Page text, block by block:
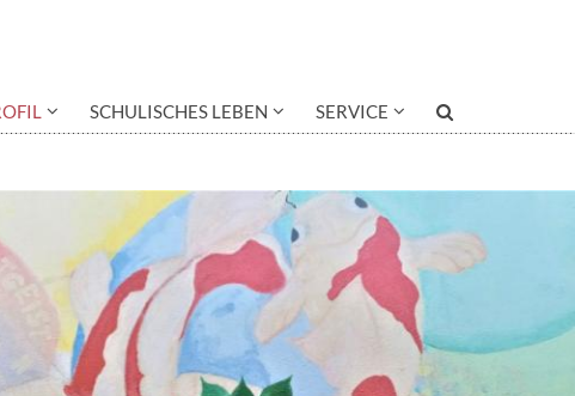
SCHULISCHES LEBEN SERVICE